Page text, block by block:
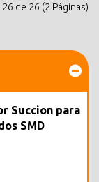
de 26 (2 Páginas)
Succion para
SMD